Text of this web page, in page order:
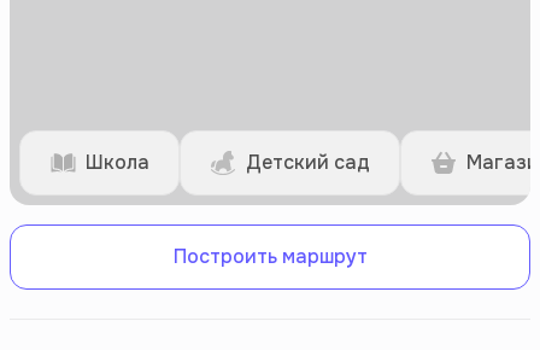
Школа Детский сад
Построить маршрут